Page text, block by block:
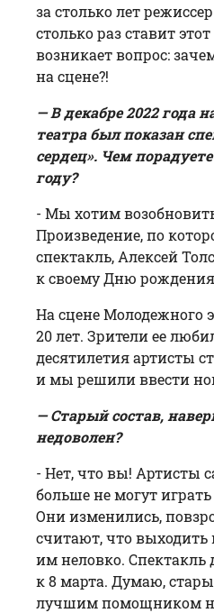
за столько лет
столько раз ставит
возникает вопрос:
на сцене?!
— В декабре 2022 года
театра был показан
сердец». Чем
году?
- Мы хотим
Произведение, по
спектакль, Алексей
к своему Дню
На сцене Молодежного
20 лет. Зрители ее
десятилетия артисты
и мы решили ввести
— Старый состав,
недоволен?
- Нет, что вы! Артисты
больше не могут
Они изменились,
считают, что выходить
им неловко.
к 8 марта. Думаю,
лучшим помощником